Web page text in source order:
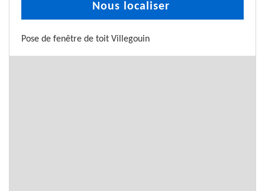
Nous localiser
Pose de fenêtre de toit Villegouin